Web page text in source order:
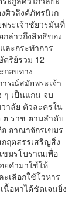
ศิวลึงค์ภัทรนิเก
ระเจ้าชัยวรมันที่
กล่าวถึงสิทธิของ
ละกระทำการ
ริย์รวม 12
กอบทาง
ารณ์สมัยพระเจ้า
ๆ เป็นแกน จบ
าลัย ตัวละครใน
ต ราช ตามลำดับ
อาณาจักรเขมร
ฤตสรรเสริญสิ่ง
ขมรโบราณเพื่อ
ยคำมาใช้ให้
เลือกใช้โวหาร
นื้อหาได้ชัดเจนยิ่ง